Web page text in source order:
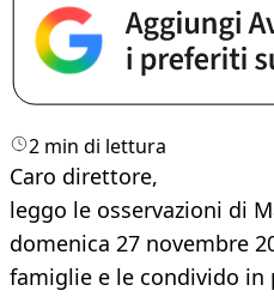
2 min di lettura
Caro direttore,
leggo le osservazioni di
domenica 27 novembre
famiglie e le condivido in